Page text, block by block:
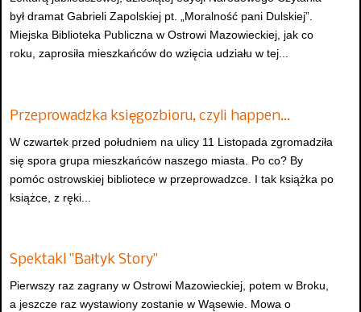
był dramat Gabrieli Zapolskiej pt. „Moralność pani Dulskiej”.
Miejska Biblioteka Publiczna w Ostrowi Mazowieckiej, jak co
roku, zaprosiła mieszkańców do wzięcia udziału w tej...
Przeprowadzka księgozbioru, czyli happen…
W czwartek przed południem na ulicy 11 Listopada zgromadziła
się spora grupa mieszkańców naszego miasta. Po co? By
pomóc ostrowskiej bibliotece w przeprowadzce. I tak książka po
książce, z ręki...
Spektakl "Bałtyk Story"
Pierwszy raz zagrany w Ostrowi Mazowieckiej, potem w Broku,
a jeszcze raz wystawiony zostanie w Wąsewie. Mowa o